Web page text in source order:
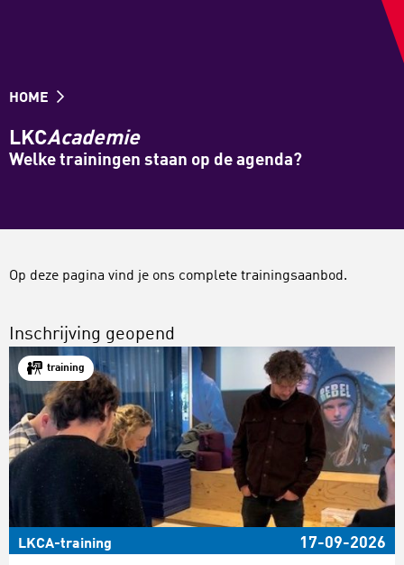
HOME
LKCAcademie
Welke trainingen staan op de agenda?
Op deze pagina vind je ons complete trainingsaanbod.
Inschrijving geopend
training
LKCA-training 17-09-2026